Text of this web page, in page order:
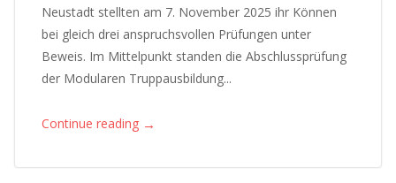
Neustadt stellten am 7. November 2025 ihr Können
bei gleich drei anspruchsvollen Prüfungen unter
Beweis. Im Mittelpunkt standen die Abschlussprüfung
der Modularen Truppausbildung...
Continue reading →